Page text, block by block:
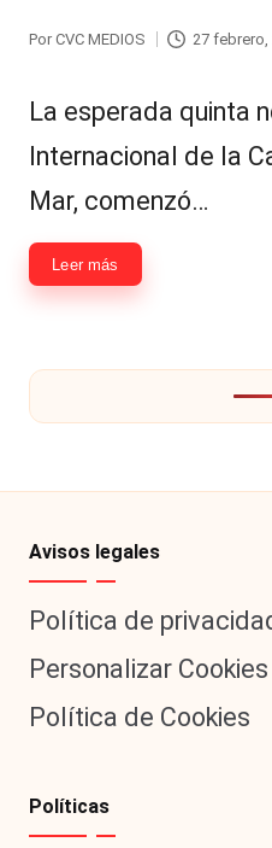
s,
T
V
y
R
e
d
s
|
C
V
C
Por CVC MEDIOS 27 febrero,
La esperada quinta
Internacional de la
Mar, comenzó…
Leer más
Avisos legales
Política de
Personalizar Cookies
Política de Cookies
Políticas